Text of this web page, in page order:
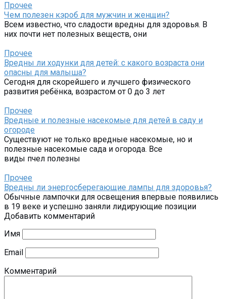
Прочее
Чем полезен кэроб для мужчин и женщин?
Всем известно, что сладости вредны для здоровья. В
них почти нет полезных веществ, они
Прочее
Вредны ли ходунки для детей: с какого возраста они
опасны для малыша?
Сегодня для скорейшего и лучшего физического
развития ребёнка, возрастом от 0 до 3 лет
Прочее
Вредные и полезные насекомые для детей в саду и
огороде
Существуют не только вредные насекомые, но и
полезные насекомые сада и огорода. Все
виды пчел полезны
Прочее
Вредны ли энергосберегающие лампы для здоровья?
Обычные лампочки для освещения впервые появились
в 19 веке и успешно заняли лидирующие позиции
Добавить комментарий
Имя
Email
Комментарий